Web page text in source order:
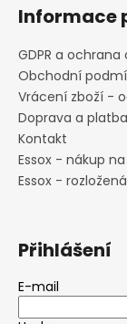
Informace
GDPR a
Obchodní
Vrácení zboží -
Doprava a platba
Kontakt
Essox - nákup
Essox -
Přihlášení
E-mail